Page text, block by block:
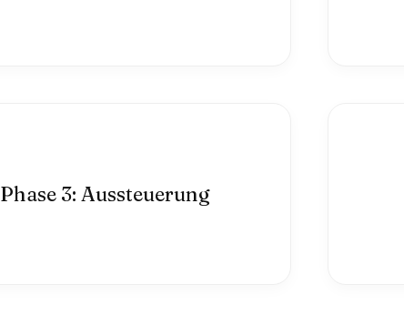
Phase 3: Aussteuerung